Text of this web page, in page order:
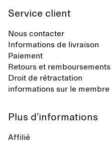
Service client
Nous contacter
Informations de livraison
Paiement
Retours et remboursements
Droit de rétractation
informations sur le membre
Plus d’informations
Affilié